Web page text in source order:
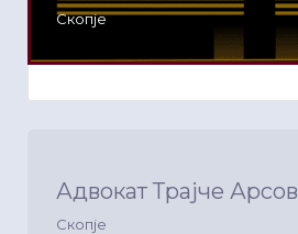
Скопје
Адвокат Трајче Арсов
Скопје